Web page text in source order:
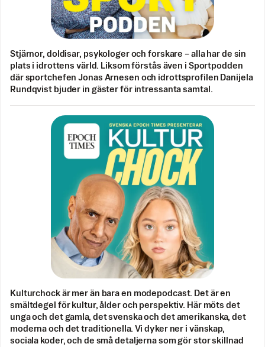
Stjärnor, doldisar, psykologer och forskare – alla har de sin
plats i idrottens värld. Liksom förstås även i Sportpodden
där sportchefen Jonas Arnesen och idrottsprofilen Danijela
Rundqvist bjuder in gäster för intressanta samtal.
Kulturchock är mer än bara en modepodcast. Det är en
smältdegel för kultur, ålder och perspektiv. Här möts det
unga och det gamla, det svenska och det amerikanska, det
moderna och det traditionella. Vi dyker ner i vänskap,
sociala koder, och de små detaljerna som gör stor skillnad